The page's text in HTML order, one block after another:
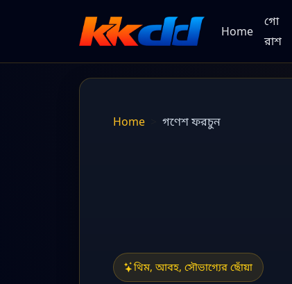
Home
গো
রাশ
Home গণেশ ফরচুন
থিম, আবহ, সৌভাগ্যের ছোঁয়া